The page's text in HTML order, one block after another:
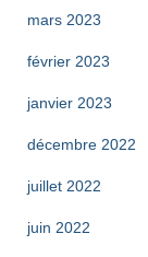
mars 2023
février 2023
janvier 2023
décembre 2022
juillet 2022
juin 2022